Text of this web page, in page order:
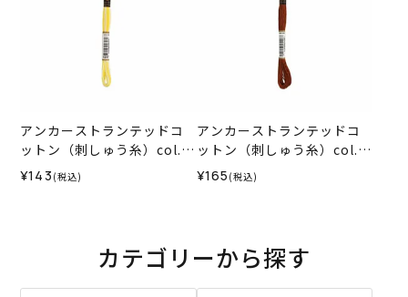
アンカーストランテッドコ
ットン（刺しゅう糸）col.1
217
¥143 (税込)
アンカーストランテッドコ
ットン（刺しゅう糸）col.0
357
¥165 (税込)
カテゴリーから探す